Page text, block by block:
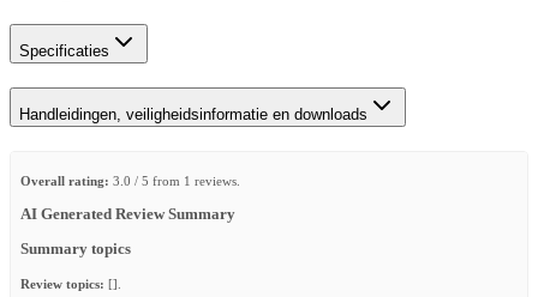
Specificaties
Handleidingen, veiligheidsinformatie en downloads
Overall rating: 3.0 / 5 from 1 reviews.
AI Generated Review Summary
Summary topics
Review topics: [].